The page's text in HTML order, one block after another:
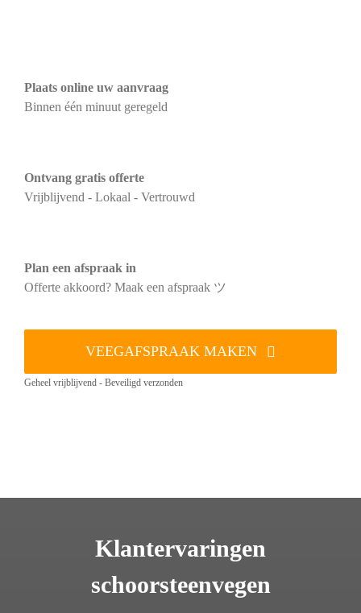
Plaats online uw aanvraag
Binnen één minuut geregeld
Ontvang gratis offerte
Vrijblijvend - Lokaal - Vertrouwd
Plan een afspraak in
Offerte akkoord? Maak een afspraak ツ
VEEGAFSPRAAK MAKEN
Geheel vrijblijvend - Beveiligd verzonden
Klantervaringen
schoorsteenvegen